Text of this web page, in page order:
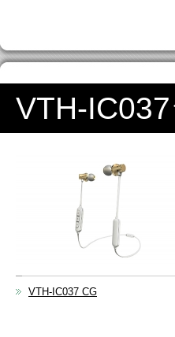
VTH-
VTH-IC037 CG